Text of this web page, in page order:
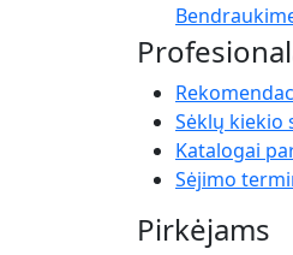
Sėklų kiekio
Katalogai
Sėjimo
Pirkėjams